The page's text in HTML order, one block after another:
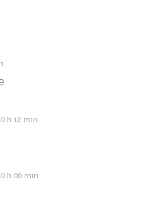
h 12 min
h 06 min